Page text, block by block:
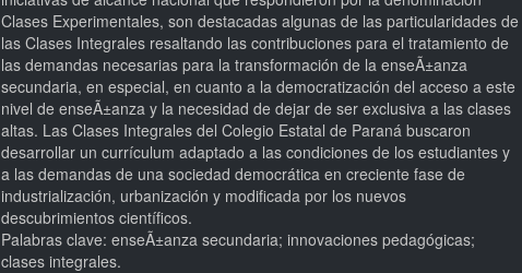
Clases Experimentales, son destacadas algunas de las particularidades de
las Clases Integrales resaltando las contribuciones para el tratamiento de
las demandas necesarias para la transformación de la enseÃ±anza
secundaria, en especial, en cuanto a la democratización del acceso a este
nivel de enseÃ±anza y la necesidad de dejar de ser exclusiva a las clases
altas. Las Clases Integrales del Colegio Estatal de Paraná buscaron
desarrollar un currículum adaptado a las condiciones de los estudiantes y
a las demandas de una sociedad democrática en creciente fase de
industrialización, urbanización y modificada por los nuevos
descubrimientos científicos.
Palabras clave: enseÃ±anza secundaria; innovaciones pedagógicas;
clases integrales.